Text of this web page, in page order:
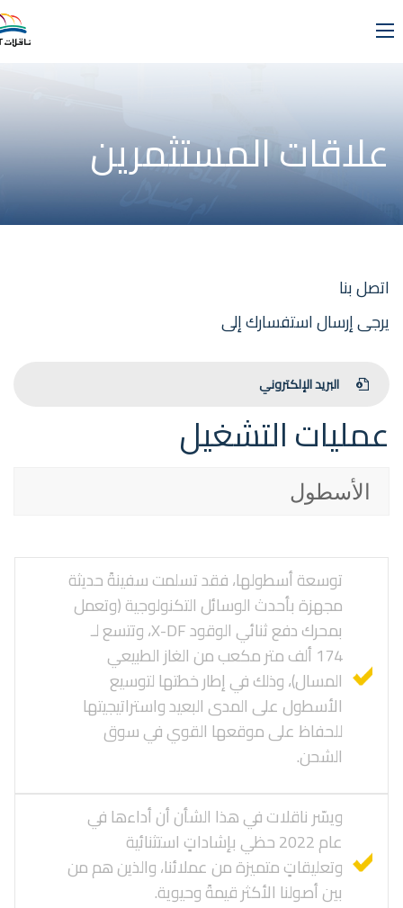
علاقات المستثمرين
اتصل بنا
يرجى إرسال استفسارك إلى
البريد الإلكتروني
عمليات التشغيل
الأسطول
توسعة أسطولها، فقد تسلمت سفينةً حديثة
مجهزة بأحدث الوسائل التكنولوجية (وتعمل
بمحرك دفع ثنائي الوقود X-DF، وتتسع لـ
174 ألف متر مكعب من الغاز الطبيعي
المسال)، وذلك في إطار خطتها لتوسيع
الأسطول على المدى البعيد واستراتيجيتها
للحفاظ على موقعها القوي في سوق
الشحن.
ويسّر ناقلات في هذا الشأن أن أداءها في
عام 2022 حظي بإشاداتٍ استثنائية
وتعليقاتٍ متميزة من عملائنا، والذين هم من
بين أصولنا الأكثر قيمةً وحيوية.